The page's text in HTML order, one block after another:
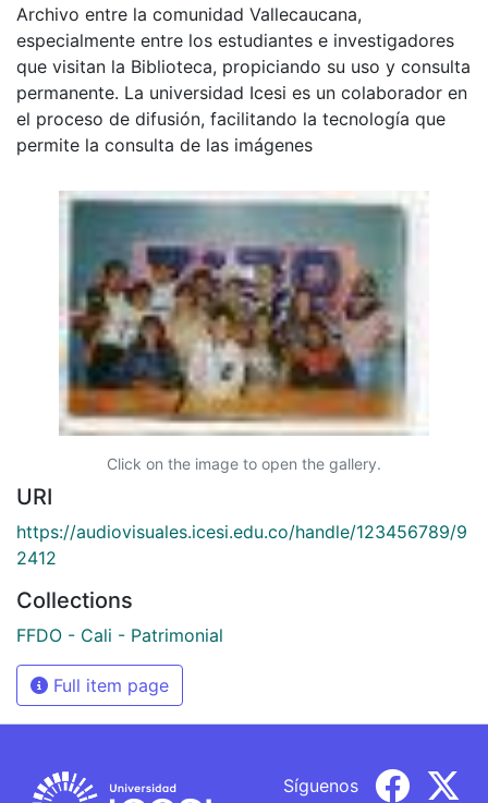
Archivo entre la comunidad Vallecaucana,
especialmente entre los estudiantes e investigadores
que visitan la Biblioteca, propiciando su uso y consulta
permanente. La universidad Icesi es un colaborador en
el proceso de difusión, facilitando la tecnología que
permite la consulta de las imágenes
Click on the image to open the gallery.
URI
https://audiovisuales.icesi.edu.co/handle/123456789/9
2412
Collections
FFDO - Cali - Patrimonial
Full item page
Síguenos